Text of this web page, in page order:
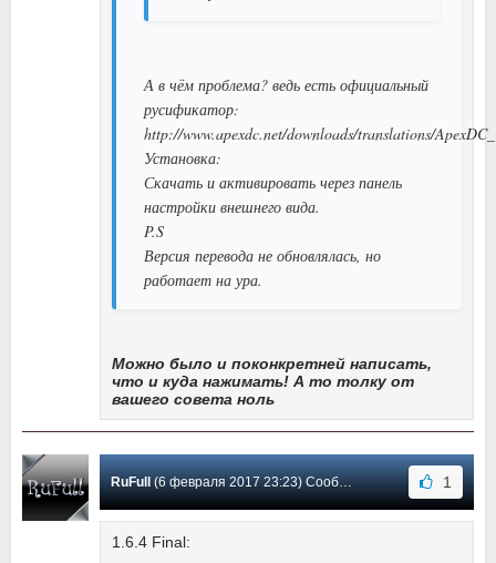
А в чём проблема? ведь есть официальный
русификатор:
http://www.apexdc.net/downloads/translations/
Установка:
Скачать и активировать через панель
настройки внешнего вида.
P.S
Версия перевода не обновлялась, но
работает на ура.
Можно было и поконкретней написать,
что и куда нажимать! А то толку от
вашего совета ноль
RuFull(6 февраля 2017 23:23) Сообщение #34 1
1.6.4 Final: